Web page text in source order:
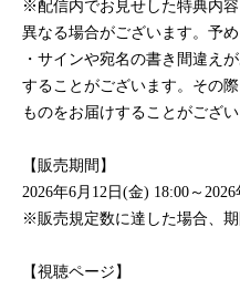
※配信内でお見せした特典内
異なる場合がございます。予め
・サインや宛名の書き間違え
することがございます。その
ものをお届けすることがござ
【販売期間】
2026年6月12日(金) 18:00～
※販売規定数に達した場合、期
【視聴ページ】